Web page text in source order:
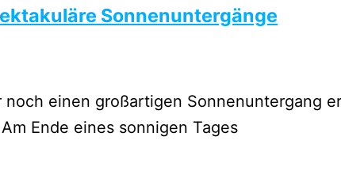
Sonnenuntergänge
noch einen großartigen Sonnenuntergang
Ende eines sonnigen Tages